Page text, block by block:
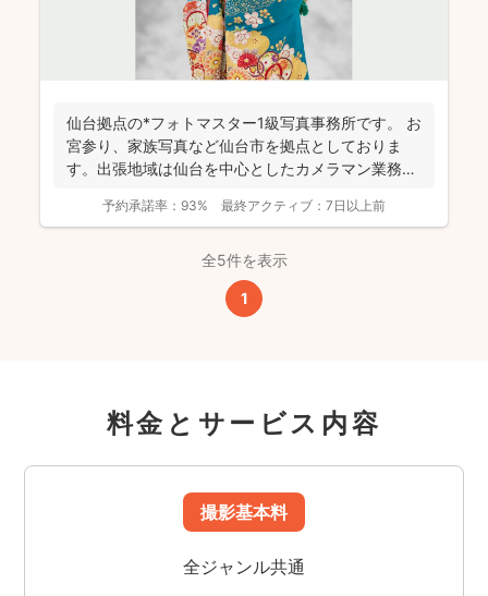
仙台拠点の*フォトマスター1級写真事務所です。 お
宮参り、家族写真など仙台市を拠点としておりま
す。出張地域は仙台を中心としたカメラマン業務を
予約承諾率： 93% 最終アクティブ： 7日以上前
全5件を表示
1
料金とサービス内容
撮影基本料
全ジャンル共通